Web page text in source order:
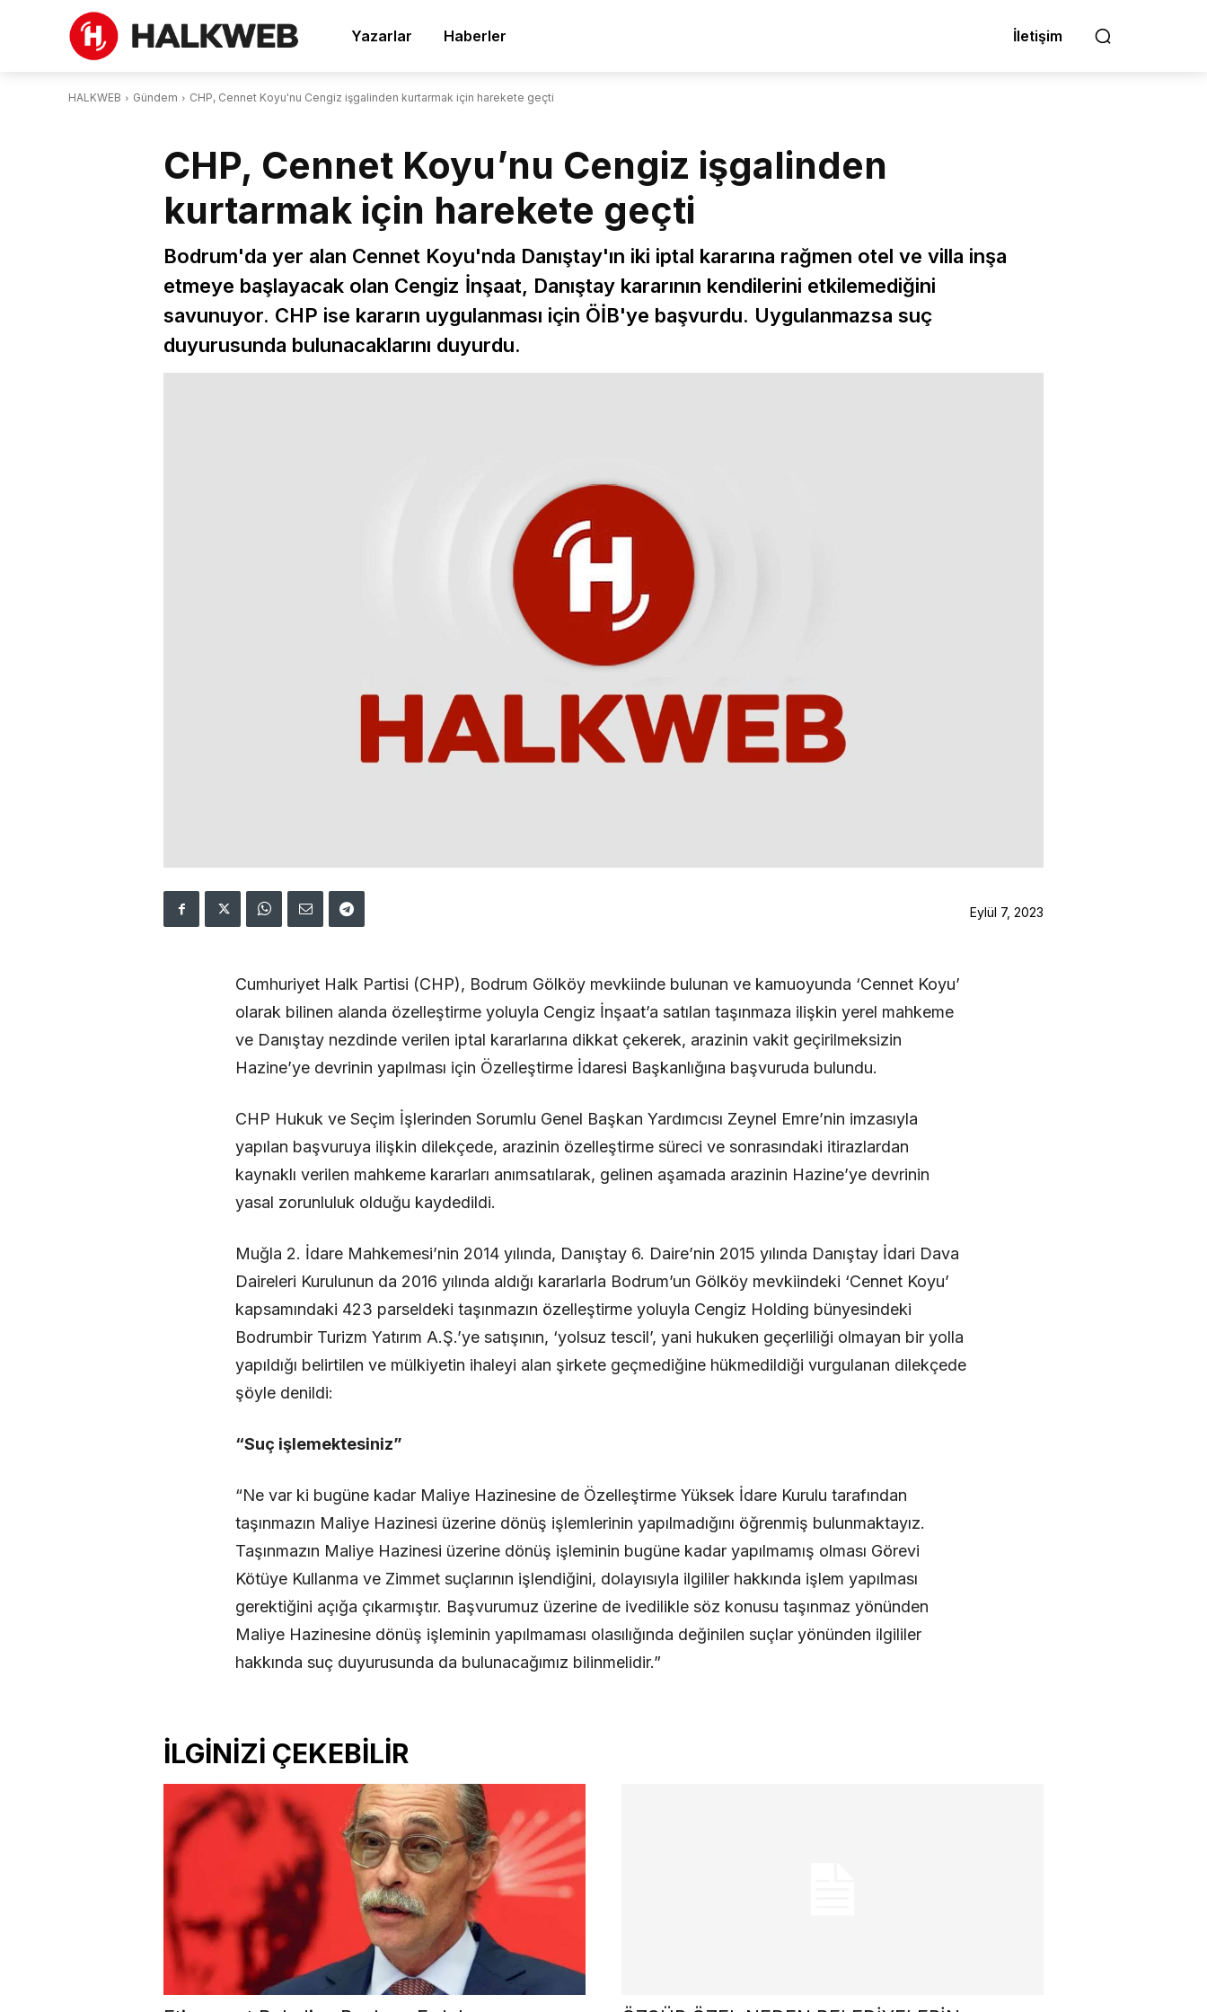
Yazarlar Haberler İletişim
HALKWEB Gündem CHP, Cennet Koyu'nu Cengiz işgalinden kurtarmak için harekete geçti
CHP, Cennet Koyu’nu Cengiz işgalinden
kurtarmak için harekete geçti
Bodrum'da yer alan Cennet Koyu'nda Danıştay'ın iki iptal kararına rağmen otel ve villa inşa
etmeye başlayacak olan Cengiz İnşaat, Danıştay kararının kendilerini etkilemediğini
savunuyor. CHP ise kararın uygulanması için ÖİB'ye başvurdu. Uygulanmazsa suç
duyurusunda bulunacaklarını duyurdu.
Eylül 7, 2023
Cumhuriyet Halk Partisi (CHP), Bodrum Gölköy mevkiinde bulunan ve kamuoyunda ‘Cennet Koyu’
olarak bilinen alanda özelleştirme yoluyla Cengiz İnşaat’a satılan taşınmaza ilişkin yerel mahkeme
ve Danıştay nezdinde verilen iptal kararlarına dikkat çekerek, arazinin vakit geçirilmeksizin
Hazine’ye devrinin yapılması için Özelleştirme İdaresi Başkanlığına başvuruda bulundu.
CHP Hukuk ve Seçim İşlerinden Sorumlu Genel Başkan Yardımcısı Zeynel Emre’nin imzasıyla
yapılan başvuruya ilişkin dilekçede, arazinin özelleştirme süreci ve sonrasındaki itirazlardan
kaynaklı verilen mahkeme kararları anımsatılarak, gelinen aşamada arazinin Hazine’ye devrinin
yasal zorunluluk olduğu kaydedildi.
Muğla 2. İdare Mahkemesi’nin 2014 yılında, Danıştay 6. Daire’nin 2015 yılında Danıştay İdari Dava
Daireleri Kurulunun da 2016 yılında aldığı kararlarla Bodrum’un Gölköy mevkiindeki ‘Cennet Koyu’
kapsamındaki 423 parseldeki taşınmazın özelleştirme yoluyla Cengiz Holding bünyesindeki
Bodrumbir Turizm Yatırım A.Ş.’ye satışının, ‘yolsuz tescil’, yani hukuken geçerliliği olmayan bir yolla
yapıldığı belirtilen ve mülkiyetin ihaleyi alan şirkete geçmediğine hükmedildiği vurgulanan dilekçede
şöyle denildi:
“Suç işlemektesiniz”
“Ne var ki bugüne kadar Maliye Hazinesine de Özelleştirme Yüksek İdare Kurulu tarafından
taşınmazın Maliye Hazinesi üzerine dönüş işlemlerinin yapılmadığını öğrenmiş bulunmaktayız.
Taşınmazın Maliye Hazinesi üzerine dönüş işleminin bugüne kadar yapılmamış olması Görevi
Kötüye Kullanma ve Zimmet suçlarının işlendiğini, dolayısıyla ilgililer hakkında işlem yapılması
gerektiğini açığa çıkarmıştır. Başvurumuz üzerine de ivedilikle söz konusu taşınmaz yönünden
Maliye Hazinesine dönüş işleminin yapılmaması olasılığında değinilen suçlar yönünden ilgililer
hakkında suç duyurusunda da bulunacağımız bilinmelidir.”
İLGİNİZİ ÇEKEBİLİR